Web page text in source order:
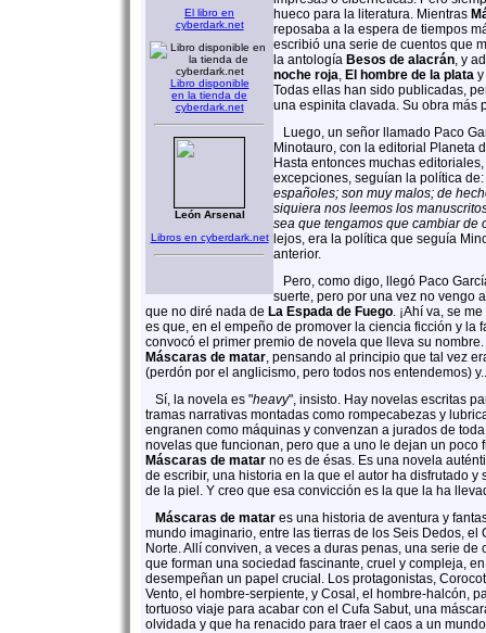
El libro en
cyberdark.net
Libro disponible
en la tienda de
cyberdark.net
León Arsenal
Libros en cyberdark.net
hueco para la literatura. Mientras
reposaba a la espera de tiempos
escribió una serie de cuentos que
la antología Besos de alacrán, y
noche roja, El hombre de la plata y
Todas ellas han sido publicadas,
una espinita clavada. Su obra más
Luego, un señor llamado Paco
Minotauro, con la editorial Planeta
Hasta entonces muchas
excepciones, seguían la política de:
españoles; son muy malos; de
siquiera nos leemos los
sea que tengamos que cambiar de
lejos, era la política que seguía
anterior.
Pero, como digo, llegó Paco
suerte, pero por una vez no vengo
que no diré nada de La Espada de Fuego. ¡Ahí va, se
es que, en el empeño de promover la ciencia ficción y la
convocó el primer premio de novela que lleva su
Máscaras de matar, pensando al principio que tal vez
(perdón por el anglicismo, pero todos nos entendemos)
Sí, la novela es "heavy", insisto. Hay novelas escritas
tramas narrativas montadas como rompecabezas y
engranen como máquinas y convenzan a jurados de
novelas que funcionan, pero que a uno le dejan un poco
Máscaras de matar no es de ésas. Es una novela
de escribir, una historia en la que el autor ha disfrutado y
de la piel. Y creo que esa convicción es la que la ha
Máscaras de matar es una historia de aventura y
mundo imaginario, entre las tierras de los Seis Dedos, el
Norte. Allí conviven, a veces a duras penas, una serie de
que forman una sociedad fascinante, cruel y compleja,
desempeñan un papel crucial. Los protagonistas,
Vento, el hombre-serpiente, y Cosal, el hombre-halcón,
tortuoso viaje para acabar con el Cufa Sabut, una
olvidada y que ha renacido para traer el caos a un